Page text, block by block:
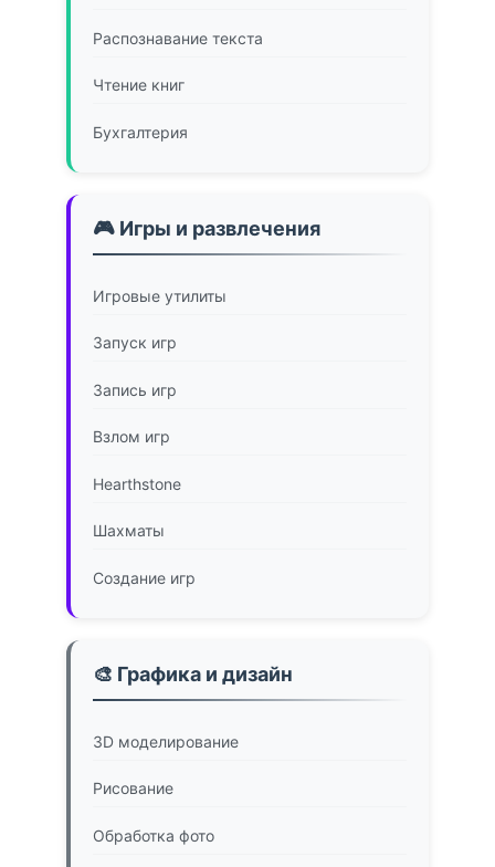
Распознавание текста
Чтение книг
Бухгалтерия
🎮 Игры и развлечения
Игровые утилиты
Запуск игр
Запись игр
Взлом игр
Hearthstone
Шахматы
Создание игр
🎨 Графика и дизайн
3D моделирование
Рисование
Обработка фото